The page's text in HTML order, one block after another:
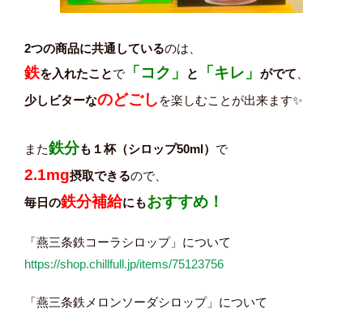
2つの商品に共通しているのは、
鉄を入れたことで 「コク」 と 「キレ」 がでて
少しビターなのどごし を楽しむことが出来ます✨
また鉄分も１杯（シロップ50ml） で
2.1mg摂取できるので、
毎日の鉄分補給にもおすすめ！
「燕三条鉄コーラシロップ」について
https://shop.chillfull.jp/items/75123756
「燕三条鉄メロンソーダシロップ」について